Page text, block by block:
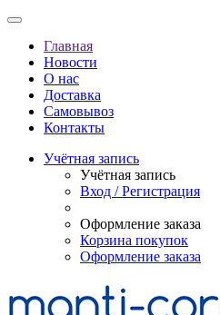
Главная
Новости
О нас
Доставка
Самовывоз
Контакты
Учётная запись
Учётная запись
Вход / Регистрация
Оформление заказа
Корзина покупок
Оформление заказа